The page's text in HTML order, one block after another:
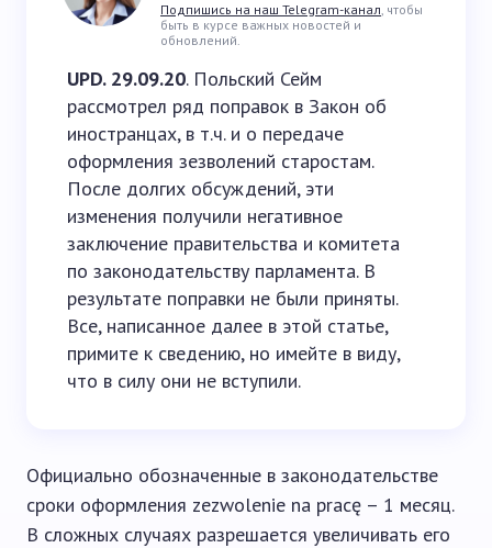
Подпишись на наш Telegram-канал, чтобы
быть в курсе важных новостей и
обновлений.
UPD. 29.09.20. Польский Сейм
рассмотрел ряд поправок в Закон об
иностранцах, в т.ч. и о передаче
оформления зезволений старостам.
После долгих обсуждений, эти
изменения получили негативное
заключение правительства и комитета
по законодательству парламента. В
результате поправки не были приняты.
Все, написанное далее в этой статье,
примите к сведению, но имейте в виду,
что в силу они не вступили.
Официально обозначенные в законодательстве
сроки оформления zezwolenie na pracę – 1 месяц.
В сложных случаях разрешается увеличивать его